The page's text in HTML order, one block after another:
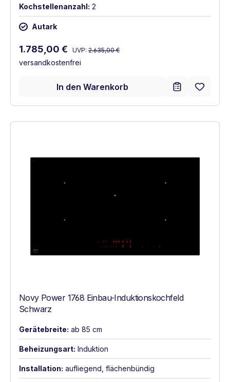
Kochstellenanzahl: 2
Autark
Verkaufspreis:
1.785,00 € Regulärer Preis:
UVP: 2.635,00 €
versandkostenfrei
In den Warenkorb
Novy Power 1768 Einbau-Induktionskochfeld
Schwarz
Gerätebreite: ab 85 cm
Beheizungsart: Induktion
Installation: aufliegend, flächenbündig